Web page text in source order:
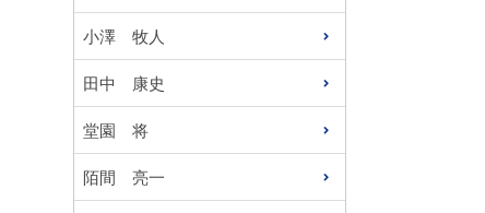
小澤 牧人
田中 康史
堂園 将
陌間 亮一